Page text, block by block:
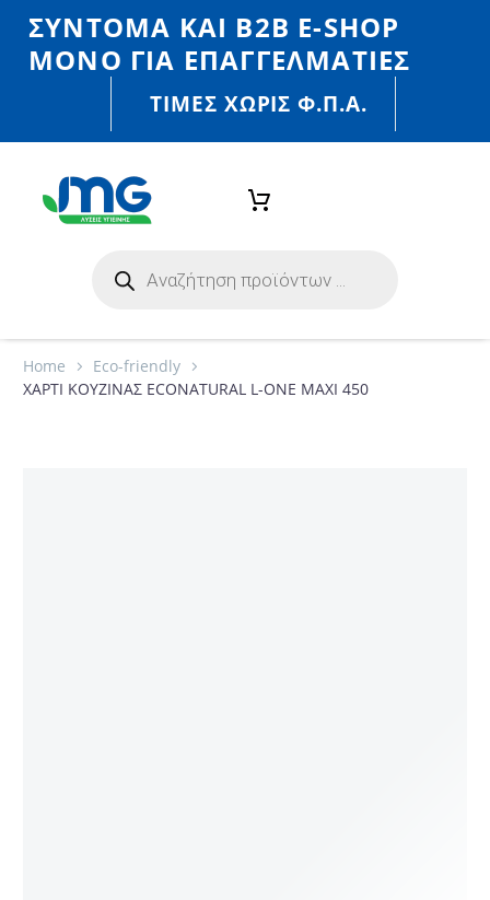
ΣΎΝΤΟΜΑ ΚΑΙ Β2Β E-SHOP
MONO ΓΙΑ ΕΠΑΓΓΕΛΜΑΤΊΕΣ
ΤΙΜΈΣ ΧΩΡΙΣ Φ.Π.Α.
Home
Eco-friendly
ΧΑΡΤΙ ΚΟΥΖΙΝΑΣ ECONATURAL L-ONE MAXI 450